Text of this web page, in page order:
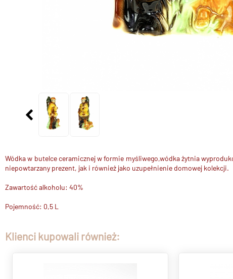
Wódka w butelce ceramicznej w formie myśliwego,wódka żytnia
niepowtarzany prezent, jak i również jako uzupełnienie domowej kolekcji.
Zawartość alkoholu: 40%
Pojemność: 0,5 L
Klienci kupowali również: